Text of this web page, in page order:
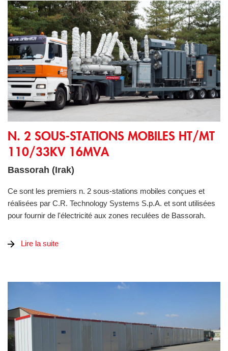
N. 2 SOUS-STATIONS MOBILES HT/MT
110/33KV 16MVA
Bassorah (Irak)
Ce sont les premiers n. 2 sous-stations mobiles conçues et
réalisées par C.R. Technology Systems S.p.A. et sont utilisées
pour fournir de l'électricité aux zones reculées de Bassorah.
Lire la suite